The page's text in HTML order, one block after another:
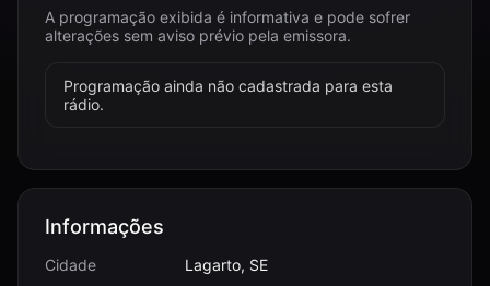
A programação exibida é informativa e pode sofrer
alterações sem aviso prévio pela emissora.
Programação ainda não cadastrada para esta
rádio.
Informações
Cidade
Lagarto, SE